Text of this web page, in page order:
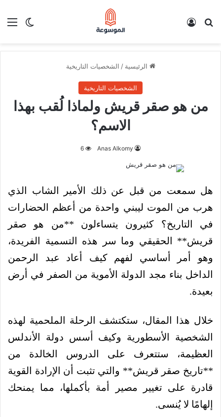
الوضع بحث عن
الرئيسية / الشخصيات التاريخية
الشخصيات التاريخية
من هو صقر قريش ولماذا لُقب بهذا
الاسم؟
Anas Alkomy
6
هل سمعت من قبل عن ذلك الأمير الشاب الذي
هرب من الموت ليبني واحدة من أعظم الحضارات
في التاريخ؟ كثيرون يتساءلون **من هو صقر
قريش** الحقيقي وما سر هذه التسمية الفريدة،
وهو أمر أساسي لفهم كيف أعاد عبد الرحمن
الداخل بناء مجد الدولة الأموية من الصفر في أرض
بعيدة.
خلال هذا المقال، ستكتشف الرحلة الملحمية لهذه
الشخصية الأسطورية وكيف أسس دولة الأندلس
العظيمة، ستتعرف على الدروس الخالدة من
**تاريخ صقر قريش** والتي تثبت أن الإرادة القوية
قادرة على تغيير مصير أمة بأكملها، مما يمنحك
إلهامًا لا يُنسى.